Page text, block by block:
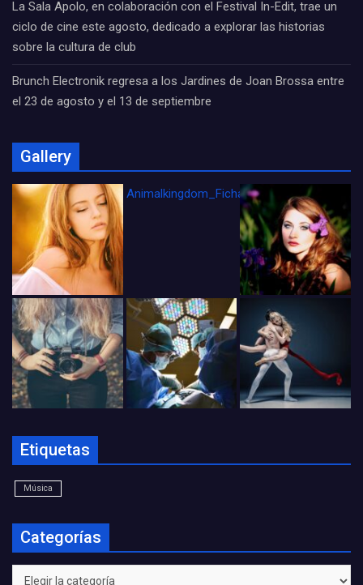
La Sala Apolo, en colaboración con el Festival In-Edit, trae un
ciclo de cine este agosto, dedicado a explorar las historias
sobre la cultura de club
Brunch Electronik regresa a los Jardines de Joan Brossa entre
el 23 de agosto y el 13 de septiembre
Gallery
Animalkingdom_FichaCine
Etiquetas
Música
Categorías
Categorías